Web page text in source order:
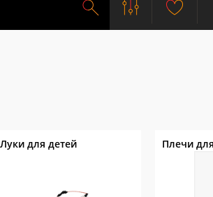
Луки для детей Плечи